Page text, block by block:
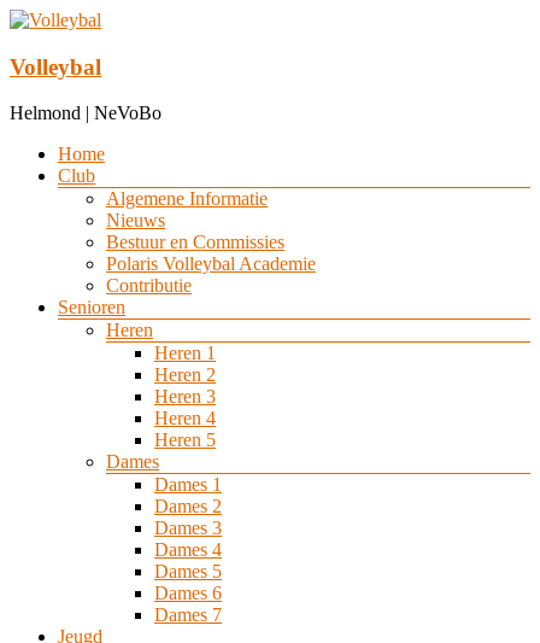
Ga
de
inhoud
Volleybal
Helmond | NeVoBo
Menu
Home
Club
Algemene Informatie
Nieuws
Bestuur en Commissies
Polaris Volleybal Academie
Contributie
Senioren
Heren
Heren 1
Heren 2
Heren 3
Heren 4
Heren 5
Dames
Dames 1
Dames 2
Dames 3
Dames 4
Dames 5
Dames 6
Dames 7
Jeugd